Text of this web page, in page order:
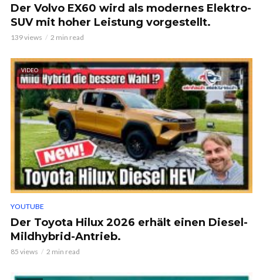
Der Volvo EX60 wird als modernes Elektro-
SUV mit hoher Leistung vorgestellt.
139 views 2 min read
VIDEO
YOUTUBE
Der Toyota Hilux 2026 erhält einen Diesel-
Mildhybrid-Antrieb.
85 views 2 min read